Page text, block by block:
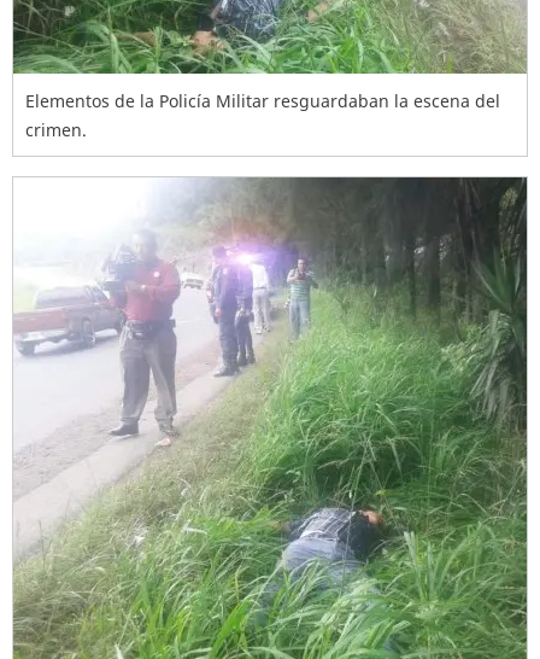
Elementos de la Policía Militar resguardaban la escena del
crimen.